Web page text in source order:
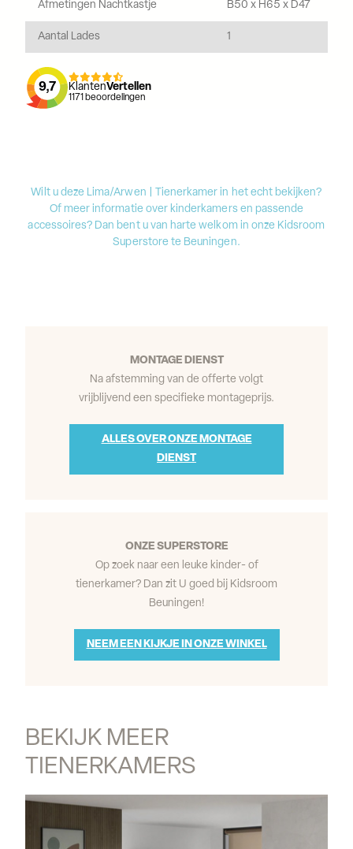
Afmetingen Nachtkastje B50 x H65 x D47
Aantal Lades 1
9,7 KlantenVertellen
1171 beoordelingen
Wilt u deze Lima/Arwen | Tienerkamer in het echt bekijken?
Of meer informatie over kinderkamers en passende
accessoires? Dan bent u van harte welkom in onze Kidsroom
Superstore te Beuningen.
MONTAGE DIENST
Na afstemming van de offerte volgt
vrijblijvend een specifieke montageprijs.
ALLES OVER ONZE MONTAGE
DIENST
ONZE SUPERSTORE
Op zoek naar een leuke kinder- of
tienerkamer? Dan zit U goed bij Kidsroom
Beuningen!
NEEM EEN KIJKJE IN ONZE WINKEL
BEKIJK MEER
TIENERKAMERS